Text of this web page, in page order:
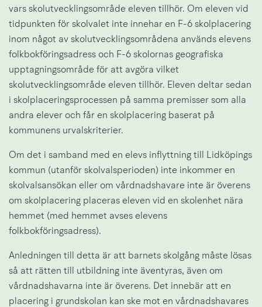
vars skolutvecklingsområde eleven tillhör. Om eleven vid
tidpunkten för skolvalet inte innehar en F-6 skolplacering
inom något av skolutvecklingsområdena används elevens
folkbokföringsadress och F-6 skolornas geografiska
upptagningsområde för att avgöra vilket
skolutvecklingsområde eleven tillhör. Eleven deltar sedan
i skolplaceringsprocessen på samma premisser som alla
andra elever och får en skolplacering baserat på
kommunens urvalskriterier.
Om det i samband med en elevs inflyttning till Lidköpings
kommun (utanför skolvalsperioden) inte inkommer en
skolvalsansökan eller om vårdnadshavare inte är överens
om skolplacering placeras eleven vid en skolenhet nära
hemmet (med hemmet avses elevens
folkbokföringsadress).
Anledningen till detta är att barnets skolgång måste lösas
så att rätten till utbildning inte äventyras, även om
vårdnadshavarna inte är överens. Det innebär att en
placering i grundskolan kan ske mot en vårdnadshavares